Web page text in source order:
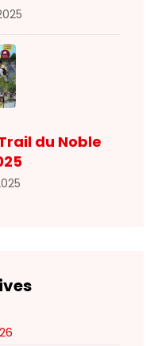
du Noble